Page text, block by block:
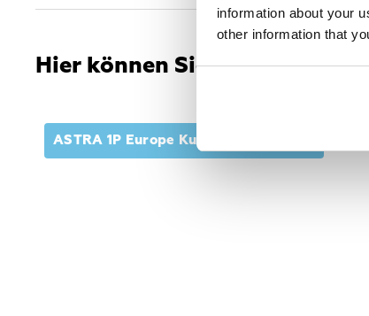
information about your
other information that
Hier können Sie den Sender
ASTRA 1P Europe Ku-band widebeam